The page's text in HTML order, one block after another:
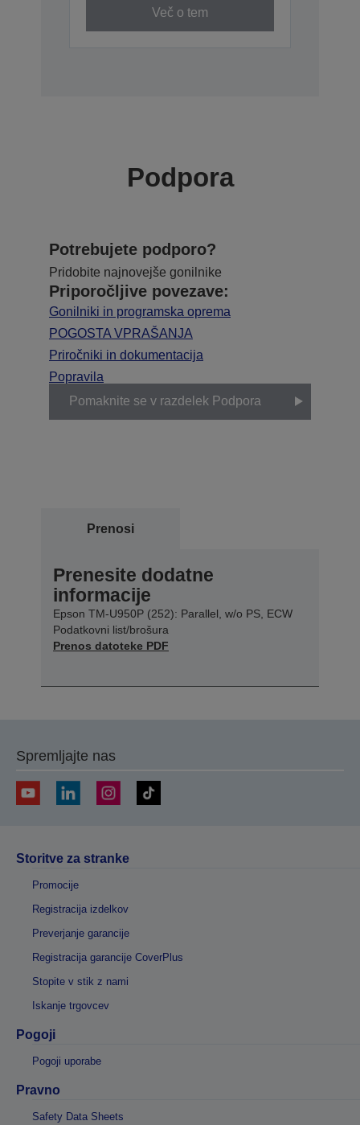
Več o tem
Podpora
Potrebujete podporo?
Pridobite najnovejše gonilnike
Priporočljive povezave:
Gonilniki in programska oprema
POGOSTA VPRAŠANJA
Priročniki in dokumentacija
Popravila
Pomaknite se v razdelek Podpora
Prenosi
Prenesite dodatne
informacije
Epson TM-U950P (252): Parallel, w/o PS, ECW
Podatkovni list/brošura
Prenos datoteke PDF
Spremljajte nas
Storitve za stranke
Promocije
Registracija izdelkov
Preverjanje garancije
Registracija garancije CoverPlus
Stopite v stik z nami
Iskanje trgovcev
Pogoji
Pogoji uporabe
Pravno
Safety Data Sheets